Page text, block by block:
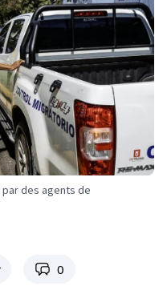
des agents de
0